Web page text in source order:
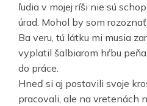
ľudia v mojej ríši nie sú
úrad. Mohol by som
Ba veru, tú látku mi musia
vyplatil šalbiarom hŕbu
do práce.
Hneď si aj postavili svoje
pracovali, ale na vretenách